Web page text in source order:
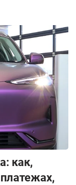
как,